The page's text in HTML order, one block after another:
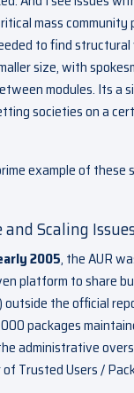
mass community
to find
size, with
modules. Its a
societies on a
example of these
Scaling Issues
2005, the AUR
platform to share
) outside the official
packages
administrative
of Trusted Users /